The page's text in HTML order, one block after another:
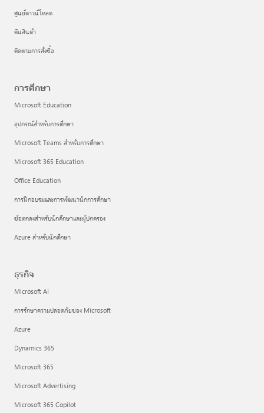
ศูนย์ดาวน์โหลด
คืนสินค้า
ติดตามการสั่งซื้อ
การศึกษา
Microsoft Education
อุปกรณ์สำหรับการศึกษา
Microsoft Teams สำหรับการศึกษา
Microsoft 365 Education
Office Education
การฝึกอบรมและการพัฒนานักการศึกษา
ข้อตกลงสำหรับนักศึกษาและผู้ปกครอง
Azure สำหรับนักศึกษา
ธุรกิจ
Microsoft AI
การรักษาความปลอดภัยของ Microsoft
Azure
Dynamics 365
Microsoft 365
Microsoft Advertising
Microsoft 365 Copilot